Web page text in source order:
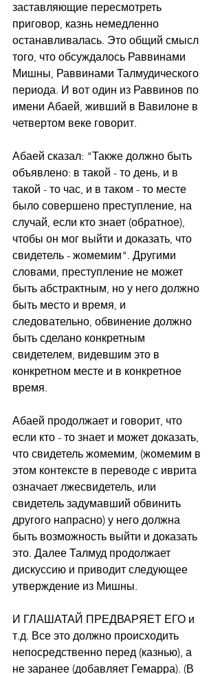
заставляющие пересмотреть
приговор, казнь немедленно
останавливалась. Это общий смысл
того, что обсуждалось Раввинами
Мишны, Раввинами Талмудического
периода. И вот один из Раввинов по
имени Абаей, живший в Вавилоне в
четвертом веке говорит.
Абаей сказал: "Также должно быть
объявлено: в такой - то день, и в
такой - то час, и в таком - то месте
было совершено преступление, на
случай, если кто знает (обратное),
чтобы он мог выйти и доказать, что
свидетель - жомемим". Другими
словами, преступление не может
быть абстрактным, но у него должно
быть место и время, и
следовательно, обвинение должно
быть сделано конкретным
свидетелем, видевшим это в
конкретном месте и в конкретное
время.
Абаей продолжает и говорит, что
если кто - то знает и может доказать,
что свидетель жомемим, (жомемим в
этом контексте в переводе с иврита
означает лжесвидетель, или
свидетель задумавший обвинить
другого напрасно) у него должна
быть возможность выйти и доказать
это. Далее Талмуд продолжает
дискуссию и приводит следующее
утверждение из Мишны.
И ГЛАШАТАЙ ПРЕДВАРЯЕТ ЕГО и
т.д. Все это должно происходить
непосредственно перед (казнью), а
не заранее (добавляет Гемарра). (В